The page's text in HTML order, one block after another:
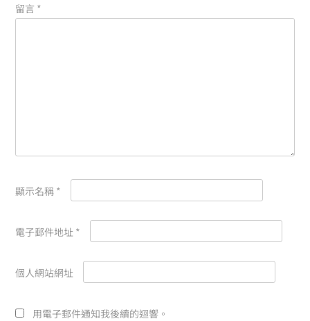
留言 *
顯示名稱 *
電子郵件地址 *
個人網站網址
用電子郵件通知我後續的迴響。